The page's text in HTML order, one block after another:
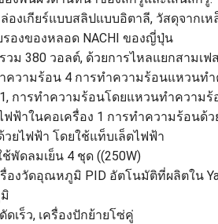
ล่องเกียร์แบบสลิปแบบอิตาลี, วัสดุจาก
องของหลอด NACHI ของญี่ปุ่น
วม 380 วอลต์, ด้วยการไหลแยกสามเฟ
ความร้อน 4 การทําความร้อนแหวนทํ
การทําความร้อนโดยแหวนทําความ
ฟ้าในคอเครื่อง 1 การทําความร้อนด้
ยไฟฟ้า โดยใช้แท็บเล็ตไฟฟ้า
พัดลมเย็น 4 ชุด ((250W)
งวัดอุณหภูมิ PID อัตโนมัติที่ผลิตใน
เร็ว, เครื่องปักย้ายโซ่คู่